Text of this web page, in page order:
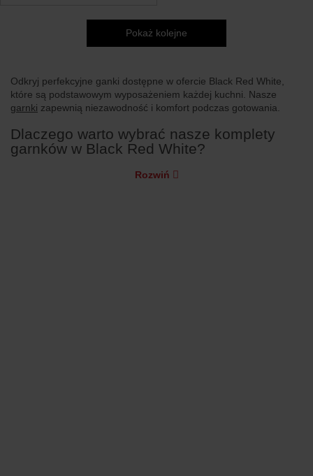
Pokaż kolejne
Odkryj perfekcyjne ganki dostępne w ofercie Black Red White,
które są podstawowym wyposażeniem każdej kuchni. Nasze
garnki zapewnią niezawodność i komfort podczas gotowania.
Dlaczego warto wybrać nasze komplety
garnków w Black Red White?
Rozwiń